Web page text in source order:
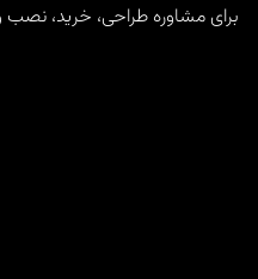
برای مشاوره طراحی، خرید،